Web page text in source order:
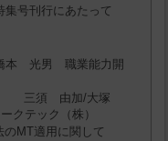
集号刊行にあたって
本 光男 職業能力開
価 三須 由加/大塚
テック（株）
のMT適用に関して